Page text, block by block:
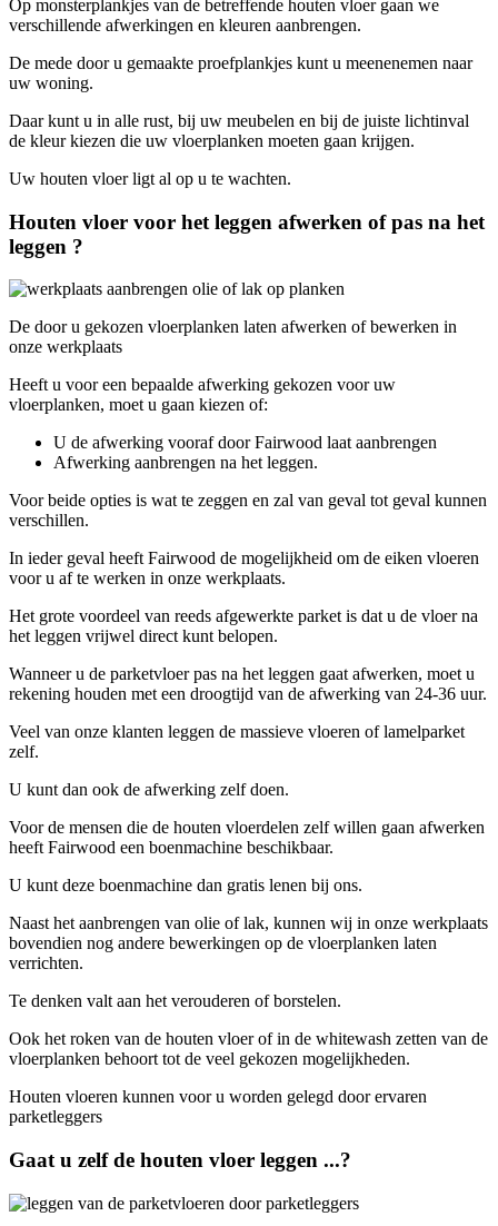
Op monsterplankjes van de betreffende houten vloer gaan we
verschillende afwerkingen en kleuren aanbrengen.
De mede door u gemaakte proefplankjes kunt u meenenemen naar
uw woning.
Daar kunt u in alle rust, bij uw meubelen en bij de juiste lichtinval
de kleur kiezen die uw vloerplanken moeten gaan krijgen.
Uw houten vloer ligt al op u te wachten.
Houten vloer voor het leggen afwerken of pas na het
leggen ?
De door u gekozen vloerplanken laten afwerken of bewerken in
onze werkplaats
Heeft u voor een bepaalde afwerking gekozen voor uw
vloerplanken, moet u gaan kiezen of:
U de afwerking vooraf door Fairwood laat aanbrengen
Afwerking aanbrengen na het leggen.
Voor beide opties is wat te zeggen en zal van geval tot geval kunnen
verschillen.
In ieder geval heeft Fairwood de mogelijkheid om de eiken vloeren
voor u af te werken in onze werkplaats.
Het grote voordeel van reeds afgewerkte parket is dat u de vloer na
het leggen vrijwel direct kunt belopen.
Wanneer u de parketvloer pas na het leggen gaat afwerken, moet u
rekening houden met een droogtijd van de afwerking van 24-36 uur.
Veel van onze klanten leggen de massieve vloeren of lamelparket
zelf.
U kunt dan ook de afwerking zelf doen.
Voor de mensen die de houten vloerdelen zelf willen gaan afwerken
heeft Fairwood een boenmachine beschikbaar.
U kunt deze boenmachine dan gratis lenen bij ons.
Naast het aanbrengen van olie of lak, kunnen wij in onze werkplaats
bovendien nog andere bewerkingen op de vloerplanken laten
verrichten.
Te denken valt aan het verouderen of borstelen.
Ook het roken van de houten vloer of in de whitewash zetten van de
vloerplanken behoort tot de veel gekozen mogelijkheden.
Houten vloeren kunnen voor u worden gelegd door ervaren
parketleggers
Gaat u zelf de houten vloer leggen ...?